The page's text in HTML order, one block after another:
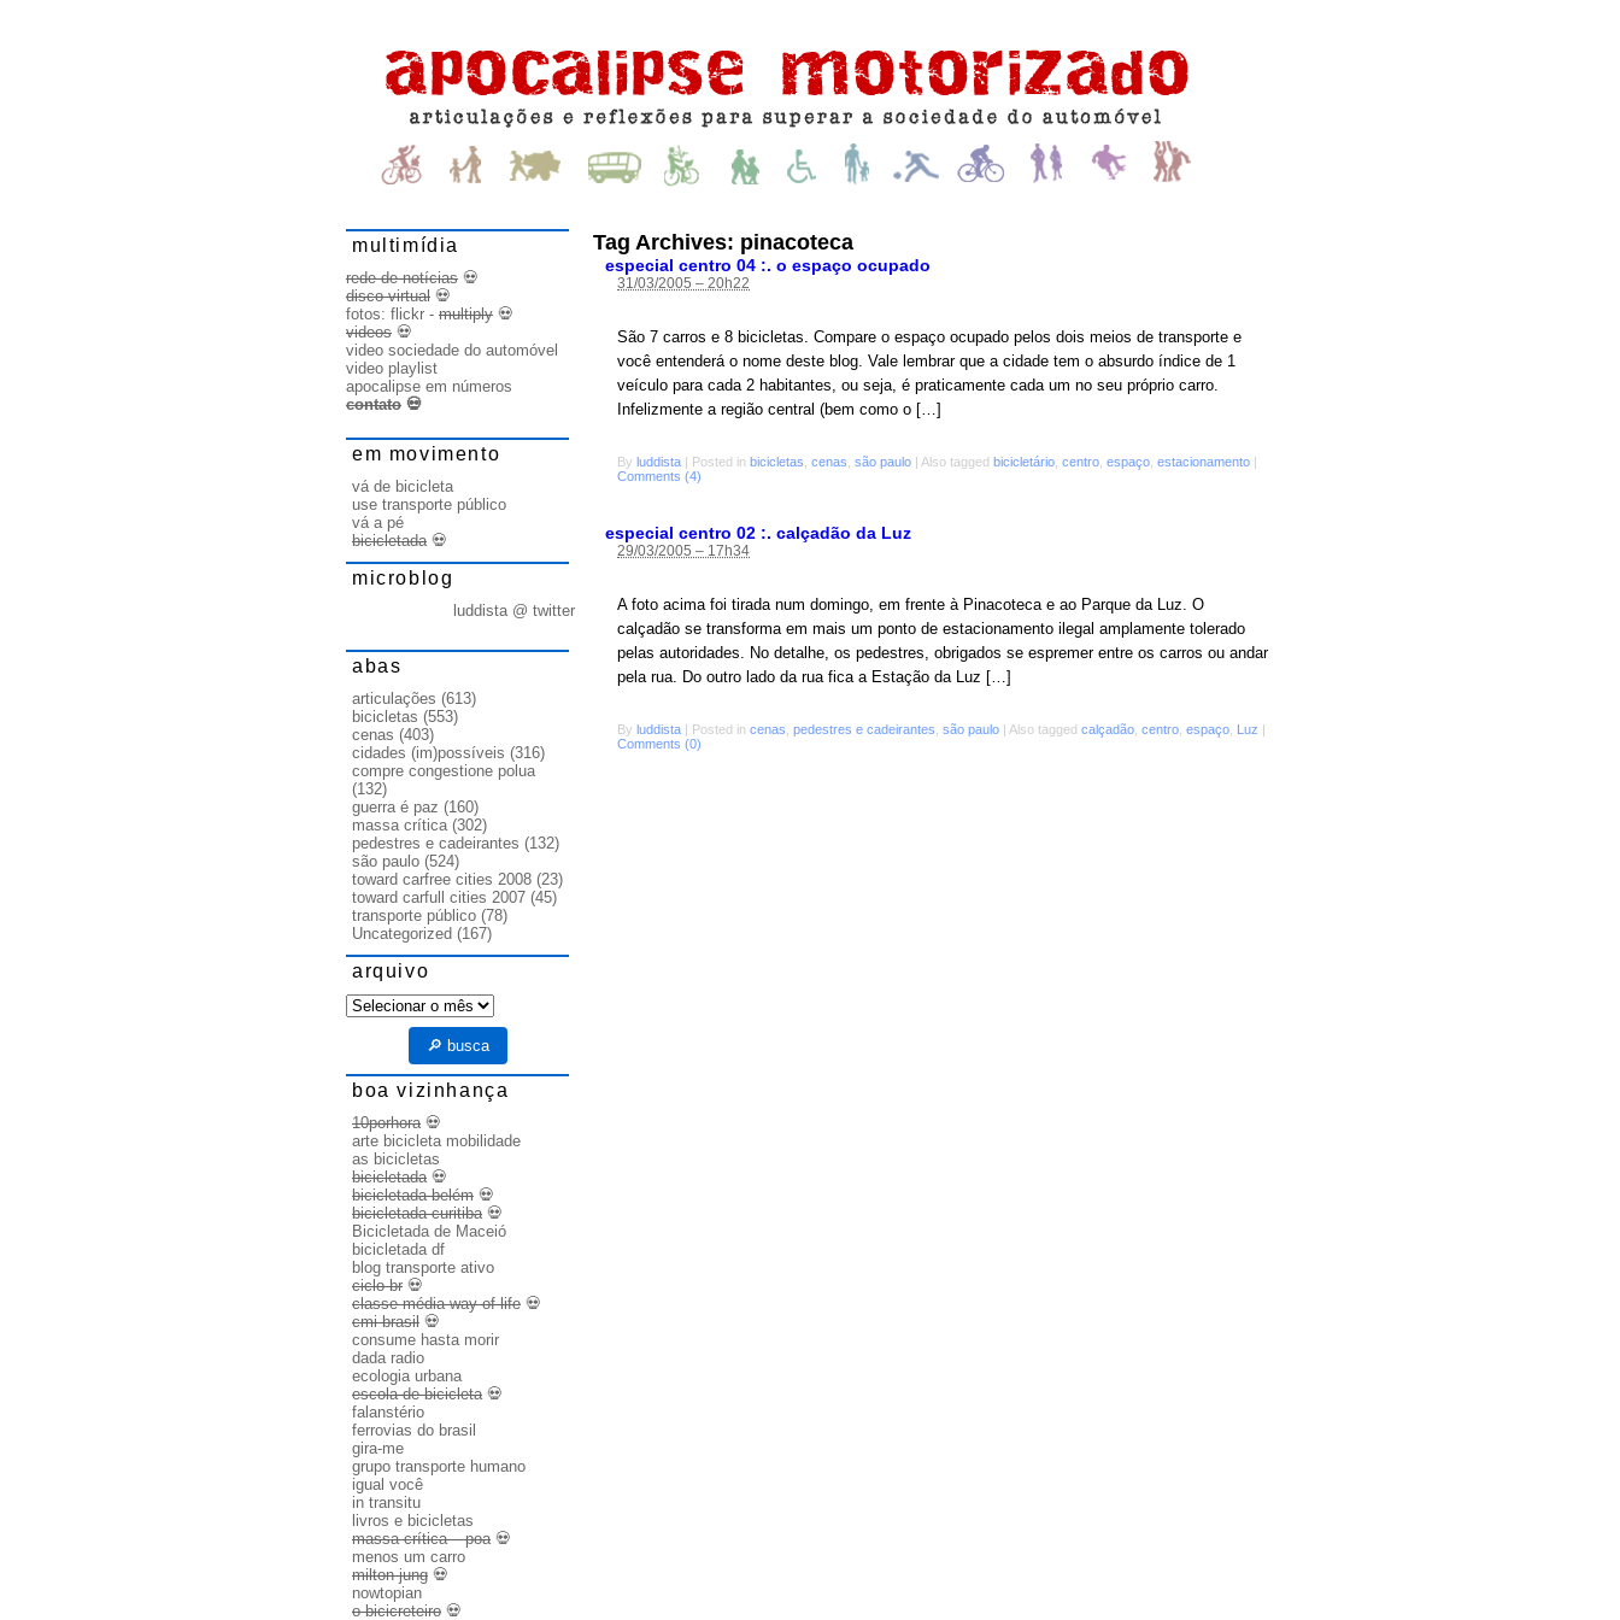
Tag Archives: pinacoteca
especial centro 04 :. o espaço ocupado
31/03/2005 – 20h22
São 7 carros e 8 bicicletas. Compare o espaço ocupado pelos dois meios de transporte e
você entenderá o nome deste blog. Vale lembrar que a cidade tem o absurdo índice de 1
veículo para cada 2 habitantes, ou seja, é praticamente cada um no seu próprio carro.
Infelizmente a região central (bem como o […]
By luddista | Posted in bicicletas cenas são paulo | Also tagged bicicletário centro espaço estacionamento |
Comments (4)
especial centro 02 :. calçadão da Luz
29/03/2005 – 17h34
A foto acima foi tirada num domingo, em frente à Pinacoteca e ao Parque da Luz. O
calçadão se transforma em mais um ponto de estacionamento ilegal amplamente tolerado
pelas autoridades. No detalhe, os pedestres, obrigados se espremer entre os carros ou andar
pela rua. Do outro lado da rua fica a Estação da Luz […]
By luddista | Posted in cenas pedestres e cadeirantes são paulo | Also tagged calçadão centro espaço Luz |
Comments (0)
multimídia
rede de notícias 💀
disco virtual 💀
fotos: flickr - multiply 💀
videos 💀
video sociedade do automóvel
video playlist
apocalipse em números
contato 💀
em movimento
vá de bicicleta
use transporte público
vá a pé
bicicletada💀
microblog
luddista @ twitter
abas
articulações (613)
bicicletas (553)
cenas (403)
cidades (im)possíveis (316)
compre congestione polua
(132)
guerra é paz (160)
massa crítica(302)
pedestres e cadeirantes (132)
são paulo (524)
toward carfree cities 2008 (23)
toward carfull cities 2007 (45)
transporte público (78)
Uncategorized (167)
arquivo
arquivo
🔎 busca
boa vizinhança
10porhora💀
arte bicicleta mobilidade
as bicicletas
bicicletada💀
bicicletada belém 💀
bicicletada curitiba💀
Bicicletada de Maceió
bicicletada df
blog transporte ativo
ciclo br 💀
classe média way of life 💀
cmi brasil 💀
consume hasta morir
dada radio
ecologia urbana
escola de bicicleta💀
falanstério
ferrovias do brasil
gira-me
grupo transporte humano
igual você
in transitu
livros e bicicletas
massa crítica – poa💀
menos um carro
milton jung 💀
nowtopian
o bicicreteiro 💀